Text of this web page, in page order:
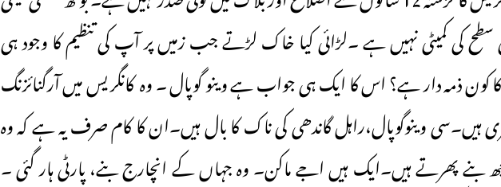
کی کمیٹی نہیں ہے ۔لڑائی کیا خاک لڑتے جب زمیں پر آپ کی تنظیم کا وجود ہی
ذمہ دار ہے؟ اس کا ایک ہی جواب ہے وینو گوپال ۔ وہ کانگریس میں آرگنائزنگ
ہیں۔سی وینوگوپال،راہل گاندھی کی ناک کا بال ہیں۔ان کا کام صرف یہ ہے کہ وہ
بنے پھرتے ہیں۔ایک ہیں اجے ماکن۔ وہ جہاں کے انچارج بنے، پارٹی ہار گئی ۔